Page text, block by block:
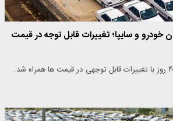
خودرو و سایپا؛ تغییرات قابل توجه در قیمت